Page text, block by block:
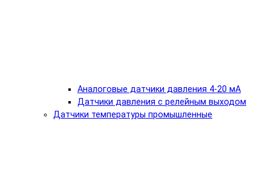
Аналоговые датчики давления 4-20 мА
Датчики давления с релейным выходом
Датчики температуры промышленные